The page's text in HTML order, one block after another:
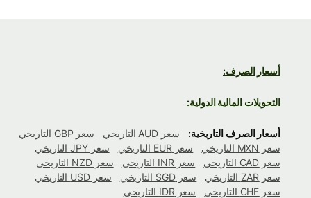
أسعار الصرف:
التحويلات المالية الدولية:
أسعار الصرف التاريخية: سعر AUD التاريخي
سعر GBP التاريخي
سعر MXN التاريخي
سعر EUR التاريخي
سعر JPY التاريخي
سعر CAD التاريخي
سعر INR التاريخي
سعر NZD التاريخي
سعر ZAR التاريخي
سعر SGD التاريخي
سعر USD التاريخي
سعر CHF التاريخي
سعر IDR التاريخي